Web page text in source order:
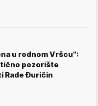
u rodnom Vršcu":
pozorište
Rade Đuričin